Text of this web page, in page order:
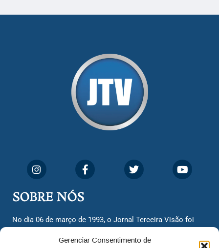
Gerenciar Consentimento de
SOBRE NÓS
No dia 06 de março de 1993, o Jornal Terceira Visão foi
cidadãos valinhenses, já que naquela época só existiam